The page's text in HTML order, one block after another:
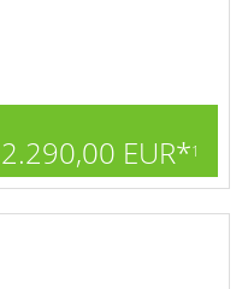
2.290,00 EUR*1